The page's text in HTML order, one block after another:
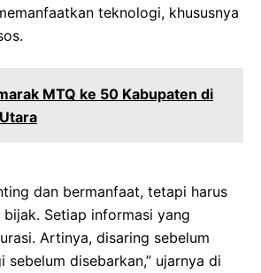
teknologi, khususnya
MTQ ke 50 Kabupaten di
dan bermanfaat, tetapi harus
Setiap informasi yang
Artinya, disaring sebelum
sebelum disebarkan,” ujarnya di